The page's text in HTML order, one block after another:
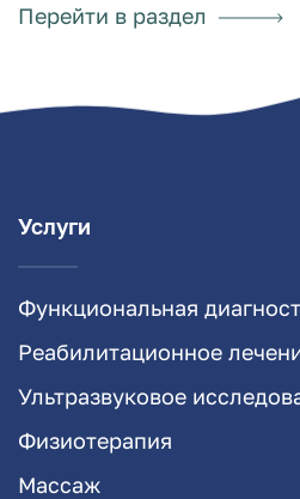
Перейти в раздел
Услуги
Функциональная
Реабилитационное
Ультразвуковое
Физиотерапия
Массаж